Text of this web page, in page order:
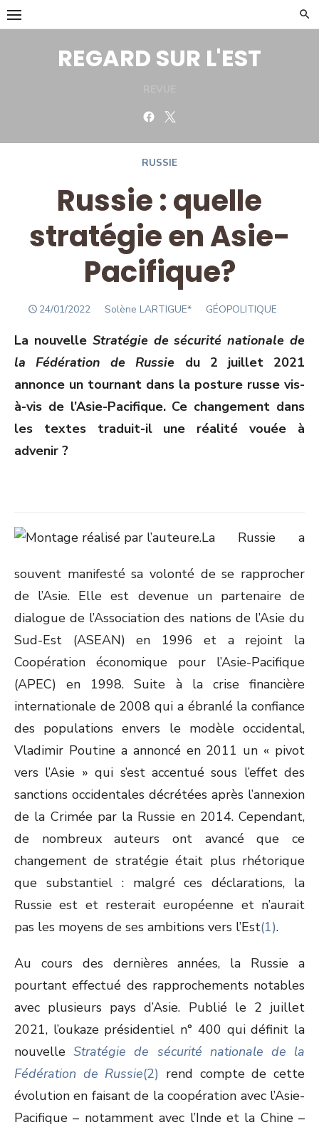
Skip
to
REGARD SUR L'EST
Facebook
RUSSIE
Russie : quelle
stratégie en Asie-
Pacifique?
POSTED
24/01/2022 Author
Solène LARTIGUE* GÉOPOLITIQUE
La nouvelle Stratégie de sécurité nationale de
la Fédération de Russie du 2 juillet 2021
annonce un tournant dans la posture russe vis-
à-vis de l’Asie-Pacifique. Ce changement dans
les textes traduit-il une réalité vouée à
advenir ?
La Russie a
souvent manifesté sa volonté de se rapprocher
de l’Asie. Elle est devenue un partenaire de
dialogue de l’Association des nations de l’Asie du
Sud-Est (ASEAN) en 1996 et a rejoint la
Coopération économique pour l’Asie-Pacifique
(APEC) en 1998. Suite à la crise financière
internationale de 2008 qui a ébranlé la confiance
des populations envers le modèle occidental,
Vladimir Poutine a annoncé en 2011 un « pivot
vers l’Asie » qui s’est accentué sous l’effet des
sanctions occidentales décrétées après l’annexion
de la Crimée par la Russie en 2014. Cependant,
de nombreux auteurs ont avancé que ce
changement de stratégie était plus rhétorique
que substantiel : malgré ces déclarations, la
Russie est et resterait européenne et n’aurait
pas les moyens de ses ambitions vers l’Est(1).
Au cours des dernières années, la Russie a
pourtant effectué des rapprochements notables
avec plusieurs pays d’Asie. Publié le 2 juillet
2021, l’oukaze présidentiel n° 400 qui définit la
nouvelleStratégie de sécurité nationale de la
Fédération de Russie(2) rend compte de cette
évolution en faisant de la coopération avec l’Asie-
Pacifique – notamment avec l’Inde et la Chine –